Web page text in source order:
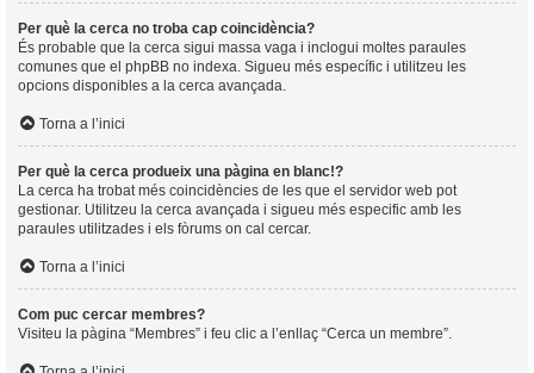
Per què la cerca no troba cap coincidència?
És probable que la cerca sigui massa vaga i inclogui moltes paraules
comunes que el phpBB no indexa. Sigueu més específic i utilitzeu les
opcions disponibles a la cerca avançada.
Torna a l’inici
Per què la cerca produeix una pàgina en blanc!?
La cerca ha trobat més coincidències de les que el servidor web pot
gestionar. Utilitzeu la cerca avançada i sigueu més especific amb les
paraules utilitzades i els fòrums on cal cercar.
Torna a l’inici
Com puc cercar membres?
Visiteu la pàgina “Membres” i feu clic a l’enllaç “Cerca un membre”.